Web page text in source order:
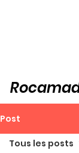
Post
Tous les posts